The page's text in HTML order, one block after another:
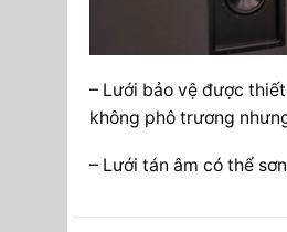
– Lưới bảo vệ được
không phô trương
– Lưới tán âm có thể